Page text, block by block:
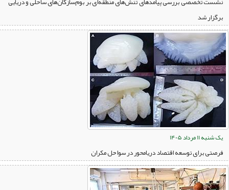
برگزار شد
یک شنبه 11 مرداد 1405
فرصتی برای توسعه اقتصاد دریامحور در سواحل مکران